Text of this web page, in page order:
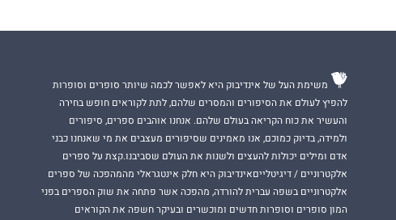
משימת העל של אינדיבוק היא לאפשר לכמה שיותר סופרים וסופרות
להפיץ לעולם את הסיפורים והמסרים שלהם, לתת לקוראים חופש בחירה
והעשיר את כוח הקריאה בעולם שלהם. אנחנו אוהבים ספרים, סיפורים
ולמידה, בדיוק כמוכם, אנו מאמינים שסיפורים מעצבים את מי שאנחנו כבני
אדם ומילים יכולות להעצים ולשנות את העולם שסביבנו.קצת על ספרים
אלקטרוניים / דיגיטלייםאינדיבוק היא חלק אינטגראלי מהמהפכה של ספרים
אלקטרוניים בשפה עברית להורדה, מהפכה אשר פתחה את שוק הספרים בפני
המון סופרים וסופרות חדשים ומוכשרים ובעיקר חשפה את הקוראים